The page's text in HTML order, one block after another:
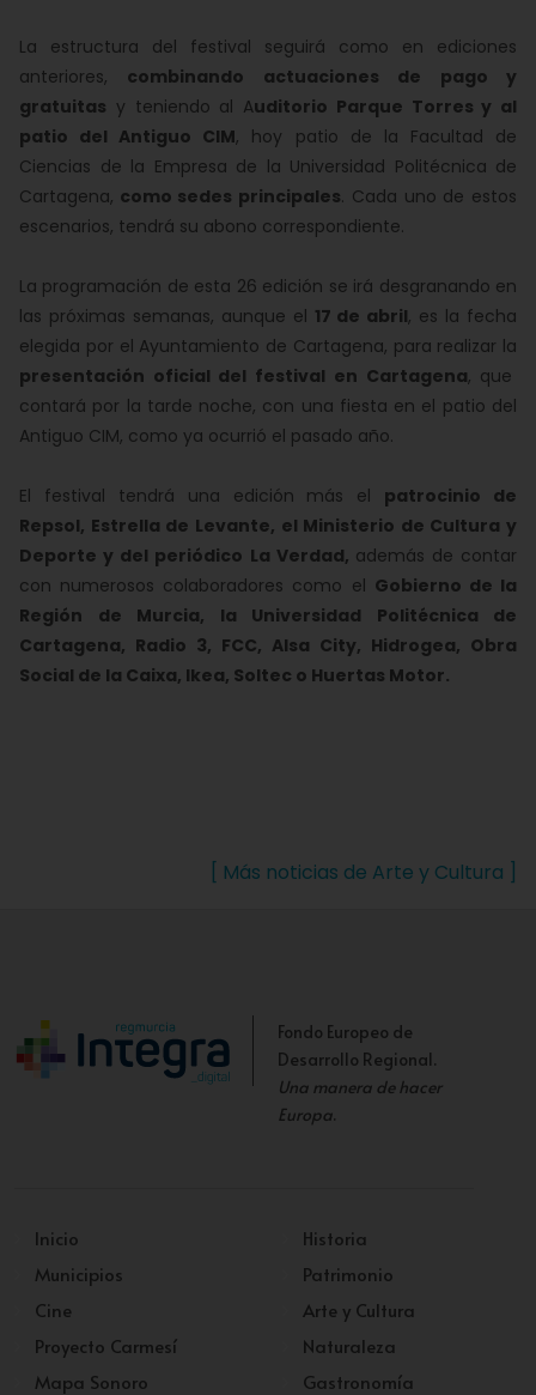
La estructura del festival seguirá como en ediciones
anteriores, combinando actuaciones de pago y
gratuitas y teniendo al Auditorio Parque Torres y al
patio del Antiguo CIM, hoy patio de la Facultad de
Ciencias de la Empresa de la Universidad Politécnica de
Cartagena, como sedes principales. Cada uno de estos
escenarios, tendrá su abono correspondiente.
La programación de esta 26 edición se irá desgranando en
las próximas semanas, aunque el 17 de abril, es la fecha
elegida por el Ayuntamiento de Cartagena, para realizar la
presentación oficial del festival en Cartagena, que
contará por la tarde noche, con una fiesta en el patio del
Antiguo CIM, como ya ocurrió el pasado año.
El festival tendrá una edición más el patrocinio de
Repsol, Estrella de Levante, el Ministerio de Cultura y
Deporte y del periódico La Verdad, además de contar
con numerosos colaboradores como el Gobierno de la
Región de Murcia, la Universidad Politécnica de
Cartagena, Radio 3, FCC, Alsa City, Hidrogea, Obra
Social de la Caixa, Ikea, Soltec o Huertas Motor.
[ Más noticias de Arte y Cultura ]
Fondo Europeo de
Desarrollo Regional.
Una manera de hacer
Europa.
Inicio
Municipios
Cine
Proyecto Carmesí
Mapa Sonoro
Historia
Patrimonio
Arte y Cultura
Naturaleza
Gastronomía